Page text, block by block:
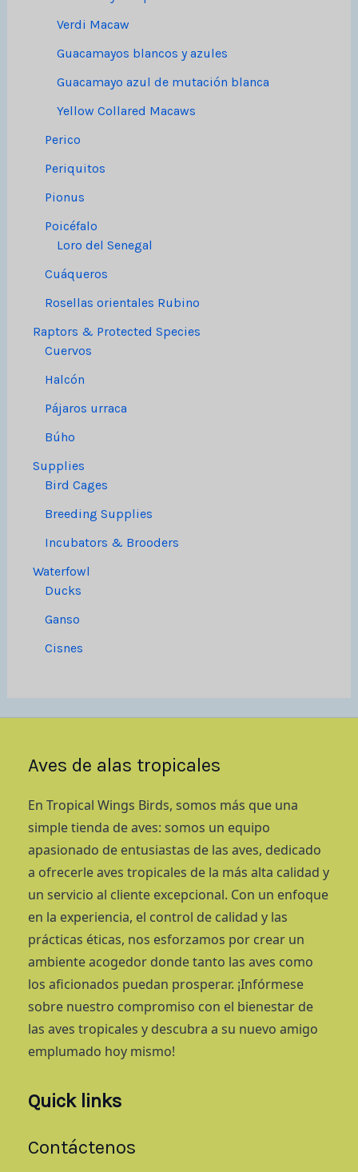
Verdi Macaw
Guacamayos blancos y azules
Guacamayo azul de mutación blanca
Yellow Collared Macaws
Perico
Periquitos
Pionus
Poicéfalo
Loro del Senegal
Cuáqueros
Rosellas orientales Rubino
Raptors & Protected Species
Cuervos
Halcón
Pájaros urraca
Búho
Supplies
Bird Cages
Breeding Supplies
Incubators & Brooders
Waterfowl
Ducks
Ganso
Cisnes
Aves de alas tropicales
En Tropical Wings Birds, somos más que una
simple tienda de aves: somos un equipo
apasionado de entusiastas de las aves, dedicado
a ofrecerle aves tropicales de la más alta calidad y
un servicio al cliente excepcional. Con un enfoque
en la experiencia, el control de calidad y las
prácticas éticas, nos esforzamos por crear un
ambiente acogedor donde tanto las aves como
los aficionados puedan prosperar. ¡Infórmese
sobre nuestro compromiso con el bienestar de
las aves tropicales y descubra a su nuevo amigo
emplumado hoy mismo!
Quick links
Contáctenos